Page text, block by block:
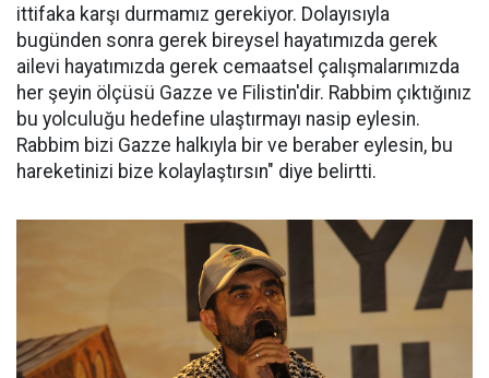
ittifaka karşı durmamız gerekiyor. Dolayısıyla
bugünden sonra gerek bireysel hayatımızda gerek
ailevi hayatımızda gerek cemaatsel çalışmalarımızda
her şeyin ölçüsü Gazze ve Filistin'dir. Rabbim çıktığınız
bu yolculuğu hedefine ulaştırmayı nasip eylesin.
Rabbim bizi Gazze halkıyla bir ve beraber eylesin, bu
hareketinizi bize kolaylaştırsın" diye belirtti.